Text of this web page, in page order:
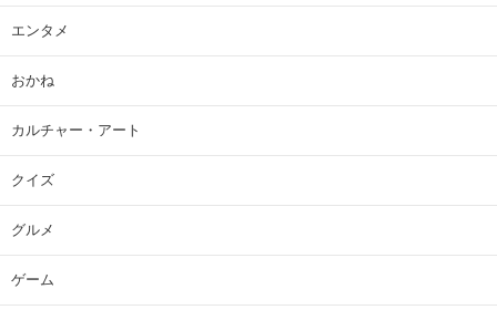
エンタメ
おかね
カルチャー・アート
クイズ
グルメ
ゲーム